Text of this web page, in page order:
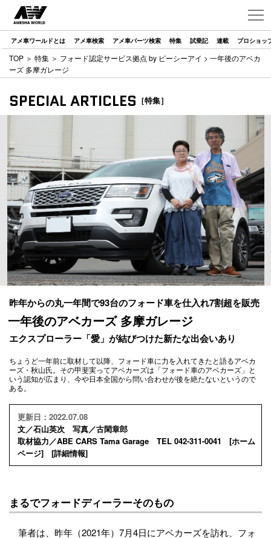
アメ車ワールドとは アメ車検索 アメ車パーツ検索 特集 試乗記 連載 プロショッ
TOP ＞ 特集 ＞ フォード認定サービス拠点 by ピーシーアイ > 一年後のアベカ
ーズ 多摩ガレージ
SPECIAL ARTICLES ［特集］
昨年からの丸一年間で93台のフォード車を仕入れ7割超を販売
一年後のアベカーズ 多摩ガレージ
エクスプローラー「愛」が結びつけた新たな出会いあり
ちょうど一年前に取材して以降、フォード車に力を入れてきたと語るアベカ
ーズ・秋山氏。その甲斐実ってアベカーズは「フォード車のアベカーズ」と
いう認知が広まり、今や日本全国から問い合わせが後を絶たないというので
ある。
更新日：2022.07.08
文／石山英次 写真／古閑章郎
取材協力／ABE CARS Tama Garage TEL 042-311-0041 [ホーム
ページ] [詳細情報]
まるでフォードディーラーそのもの
筆者は、昨年（2021年）7月4日にアベカーズを訪れ、フォ